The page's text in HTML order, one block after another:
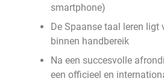
smartphone)
De Spaanse taal leren ligt
binnen handbereik
Na een succesvolle
een officieel en